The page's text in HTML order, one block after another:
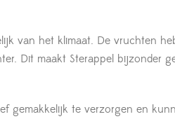
van het klimaat. De vruchten
Dit maakt Sterappel bijzonder
gemakkelijk te verzorgen en